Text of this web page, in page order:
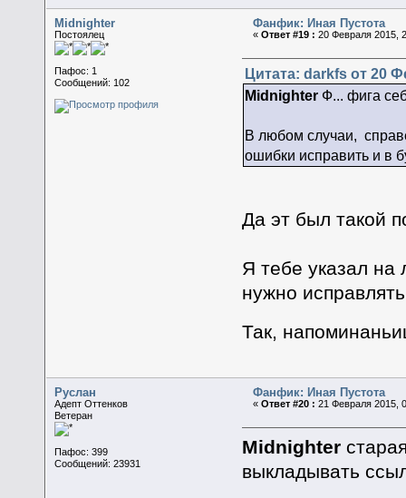
Midnighter
Постоялец
Пафос: 1
Сообщений: 102
Фанфик: Иная Пустота
«Ответ #19 : 20 Февраля 2015,
Цитата: darkfs от 20
MidnighterФ... фига
В любом случаи,
ошибки исправить и в
Да эт был такой
Я тебе указал на
нужно
Так,
Руслан
Адепт Оттенков
Ветеран
Пафос: 399
Сообщений: 23931
Фанфик: Иная Пустота
«Ответ #20 : 21 Февраля 2015,
Midnighter
выкладывать